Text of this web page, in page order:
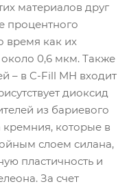
материалов друг
процентного
время как их
0,6 мкм. Также
– в C-Fill MH входит
диоксид
из бариевого
кремния, которые в
слоем силана,
пластичность и
За счет